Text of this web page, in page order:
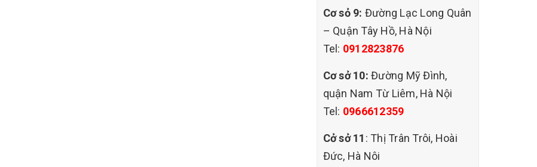
Cơ sỏ 9: Đường Lạc Long Quân
– Quận Tây Hồ, Hà Nội
Tel: 0912823876
Cơ sở 10: Đường Mỹ Đình,
quận Nam Từ Liêm, Hà Nội
Tel: 0966612359
Cở sở 11 : Thị Trân Trôi, Hoài
Đức, Hà Nôi